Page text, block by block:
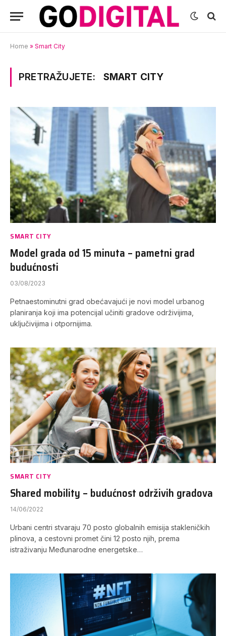
Home » Smart City
PRETRAŽUJETE: SMART CITY
SMART CITY
Model grada od 15 minuta – pametni grad
budućnosti
03/08/2023
Petnaestominutni grad obećavajući je novi model urbanog
planiranja koji ima potencijal učiniti gradove održivijima,
uključivijima i otpornijima.
SMART CITY
Shared mobility – budućnost održivih gradova
14/06/2022
Urbani centri stvaraju 70 posto globalnih emisija stakleničkih
plinova, a cestovni promet čini 12 posto njih, prema
istraživanju Međunarodne energetske…